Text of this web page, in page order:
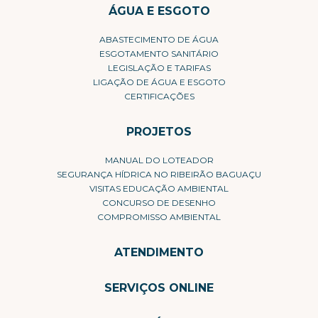
ÁGUA E ESGOTO
ABASTECIMENTO DE ÁGUA
ESGOTAMENTO SANITÁRIO
LEGISLAÇÃO E TARIFAS
LIGAÇÃO DE ÁGUA E ESGOTO
CERTIFICAÇÕES
PROJETOS
MANUAL DO LOTEADOR
SEGURANÇA HÍDRICA NO RIBEIRÃO BAGUAÇU
VISITAS EDUCAÇÃO AMBIENTAL
CONCURSO DE DESENHO
COMPROMISSO AMBIENTAL
ATENDIMENTO
SERVIÇOS ONLINE